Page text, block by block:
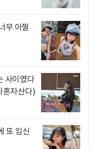
무 아찔
사이였다
혼자산다)
또 임신